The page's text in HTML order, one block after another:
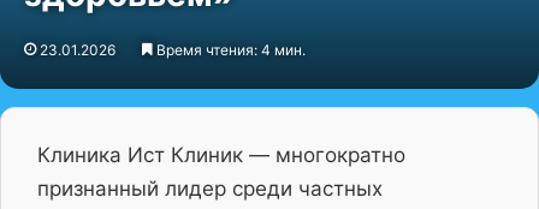
23.01.2026 Время чтения: 4 мин.
Клиника Ист Клиник — многократно
признанный лидер среди частных